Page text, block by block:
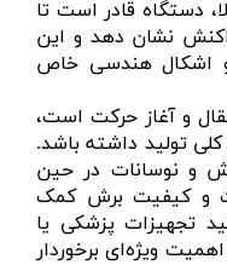
دستگاه قادر است تا
نشان دهد و این
و اشکال هندسی خاص
و آغاز حرکت است،
تولید داشته باشد.
و نوسانات در حین
و کیفیت برش کمک
تجهیزات پزشکی یا
ویژه‌ای برخوردار